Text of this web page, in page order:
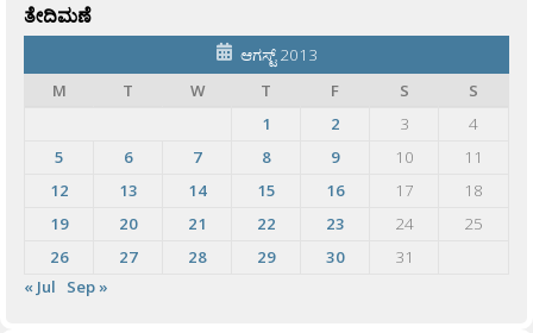
ತೇದಿಮಣೆ
ಆಗಸ್ಟ್ 2013
M
T W T F S
S
1
2 3
4
5
6 7 8 9 10
11
12
13 14 15 16 17
18
19
20 21 22 23 24
25
26
27 28 29 30
31
« Jul
Sep »